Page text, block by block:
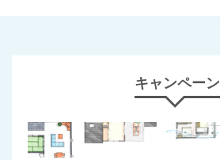
キャンペーン